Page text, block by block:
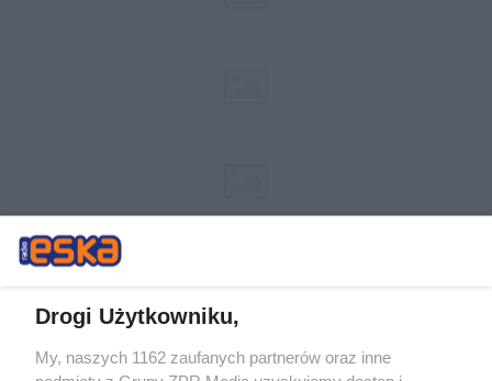
Żaden utwór zamieszczony w serwisie nie może być powielany i
Drogi Użytkowniku,
My, naszych 1162 zaufanych partnerów oraz inne